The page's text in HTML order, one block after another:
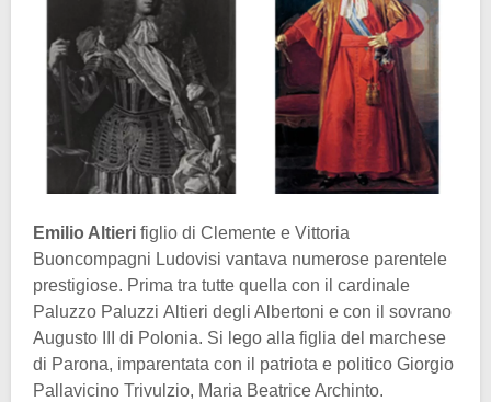
Emilio Altieri figlio di Clemente e Vittoria
Buoncompagni Ludovisi vantava numerose parentele
prestigiose. Prima tra tutte quella con il cardinale
Paluzzo Paluzzi Altieri degli Albertoni e con il sovrano
Augusto III di Polonia. Si lego alla figlia del marchese
di Parona, imparentata con il patriota e politico Giorgio
Pallavicino Trivulzio, Maria Beatrice Archinto.